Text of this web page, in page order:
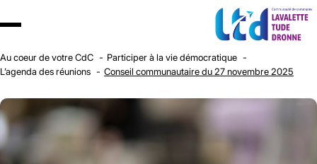
Au coeur de votre CdC
Participer à la vie démocratique
L’agenda des réunions
Conseil communautaire du 27 novembre 2025